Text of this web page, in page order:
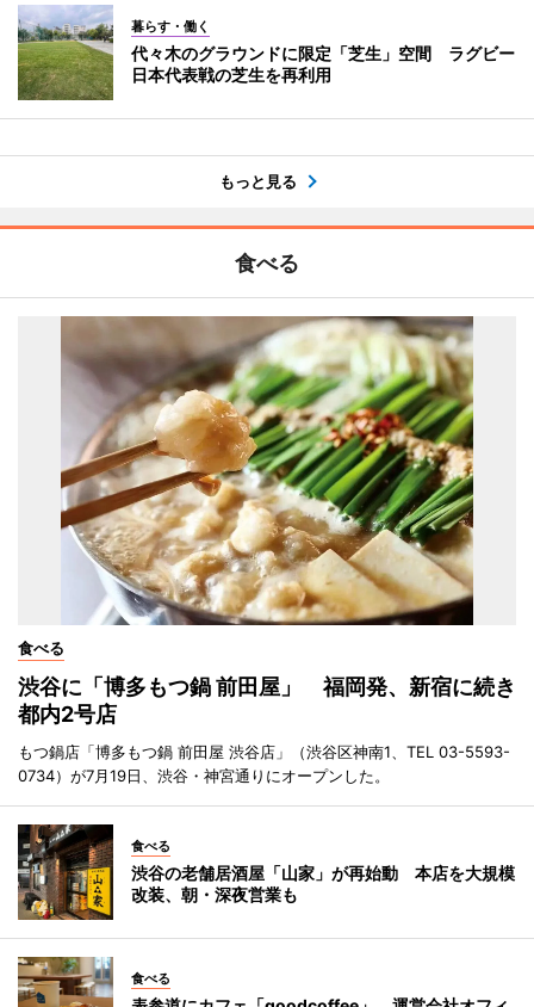
暮らす・働く
代々木のグラウンドに限定「芝生」空間 ラグビー
日本代表戦の芝生を再利用
もっと見る
食べる
食べる
渋谷に「博多もつ鍋 前田屋」 福岡発、新宿に続き
都内2号店
もつ鍋店「博多もつ鍋 前田屋 渋谷店」（渋谷区神南1、TEL 03-5593-
0734）が7月19日、渋谷・神宮通りにオープンした。
食べる
渋谷の老舗居酒屋「山家」が再始動 本店を大規模
改装、朝・深夜営業も
食べる